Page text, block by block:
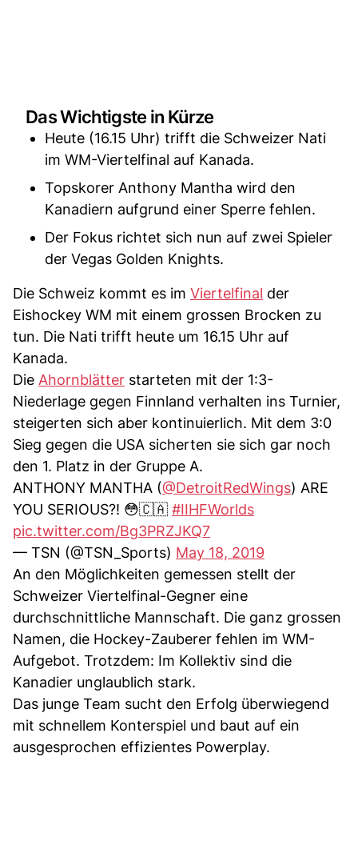
Das Wichtigste in Kürze
Heute (16.15 Uhr) trifft die Schweizer Nati
im WM-Viertelfinal auf Kanada.
Topskorer Anthony Mantha wird den
Kanadiern aufgrund einer Sperre fehlen.
Der Fokus richtet sich nun auf zwei Spieler
der Vegas Golden Knights.
Die Schweiz kommt es im Viertelfinal der
Eishockey WM mit einem grossen Brocken zu
tun. Die Nati trifft heute um 16.15 Uhr auf
Kanada.
Die Ahornblätter starteten mit der 1:3-
Niederlage gegen Finnland verhalten ins Turnier,
steigerten sich aber kontinuierlich. Mit dem 3:0
Sieg gegen die USA sicherten sie sich gar noch
den 1. Platz in der Gruppe A.
ANTHONY MANTHA (@DetroitRedWings) ARE
YOU SERIOUS?! 😳🇨🇦 #IIHFWorlds
pic.twitter.com/Bg3PRZJKQ7
— TSN (@TSN_Sports) May 18, 2019
An den Möglichkeiten gemessen stellt der
Schweizer Viertelfinal-Gegner eine
durchschnittliche Mannschaft. Die ganz grossen
Namen, die Hockey-Zauberer fehlen im WM-
Aufgebot. Trotzdem: Im Kollektiv sind die
Kanadier unglaublich stark.
Das junge Team sucht den Erfolg überwiegend
mit schnellem Konterspiel und baut auf ein
ausgesprochen effizientes Powerplay.